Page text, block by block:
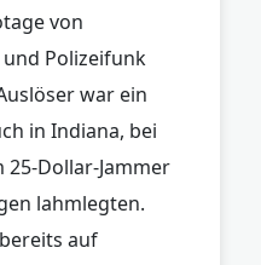
von
Polizeifunk
war ein
in Indiana, bei
Dollar-Jammer
lahmlegten.
auf